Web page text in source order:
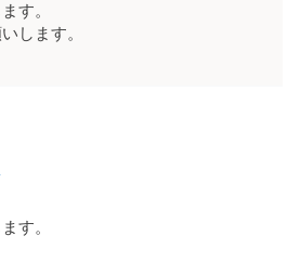
す。
します。
す。